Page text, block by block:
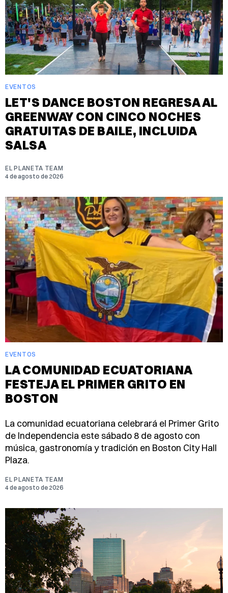
EVENTOS
LET'S DANCE BOSTON REGRESA AL
GREENWAY CON CINCO NOCHES
GRATUITAS DE BAILE, INCLUIDA
SALSA
EL PLANETA TEAM
4 de agosto de 2026
EVENTOS
LA COMUNIDAD ECUATORIANA
FESTEJA EL PRIMER GRITO EN
BOSTON
La comunidad ecuatoriana celebrará el Primer Grito
de Independencia este sábado 8 de agosto con
música, gastronomía y tradición en Boston City Hall
Plaza.
EL PLANETA TEAM
4 de agosto de 2026